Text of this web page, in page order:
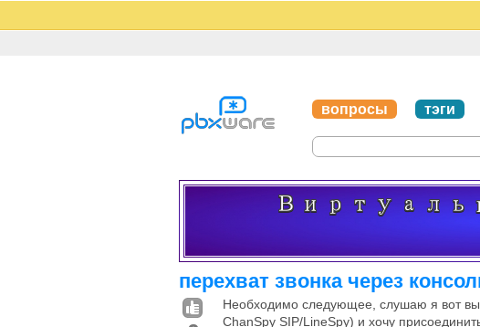
вопросы тэги
перехват звонка через
Необходимо следующее, слушаю я вот
ChanSpy SIP/LineSpy) и хочу